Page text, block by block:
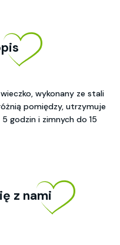
wykonany ze stali
pomiędzy, utrzymuje
godzin i zimnych do 15
z nami